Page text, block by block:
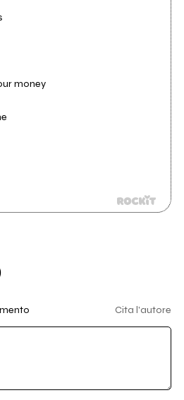
money
Cita l'autore